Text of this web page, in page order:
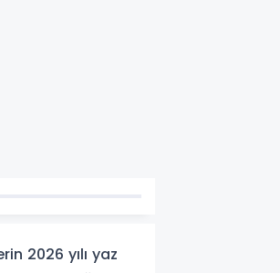
2026 yılı yaz